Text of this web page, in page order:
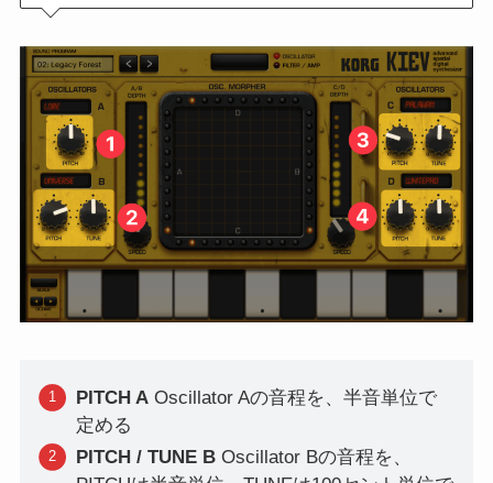
PITCH AOscillator Aの音程を、半音単位で
定める
PITCH / TUNE B Oscillator Bの音程を、